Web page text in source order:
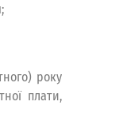
року
плати,